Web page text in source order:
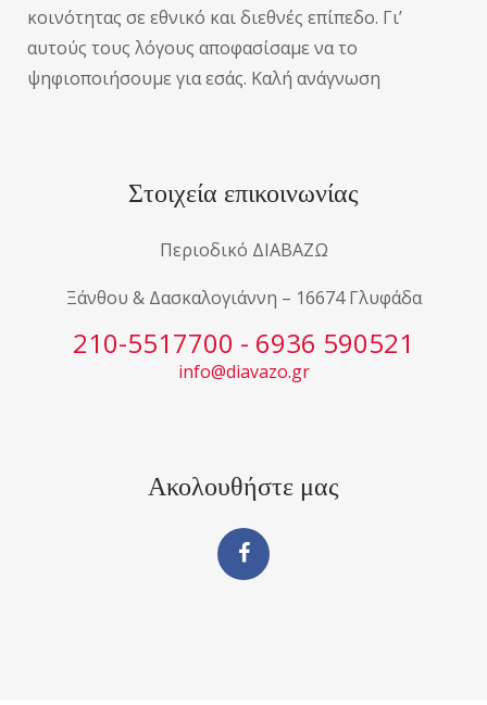
κοινότητας σε εθνικό και διεθνές επίπεδο. Γι’
αυτούς τους λόγους αποφασίσαμε να το
ψηφιοποιήσουμε για εσάς. Καλή ανάγνωση
Στοιχεία επικοινωνίας
Περιοδικό ΔΙΑΒΑΖΩ
Ξάνθου & Δασκαλογιάννη – 16674 Γλυφάδα
210-5517700 - 6936 590521
info@diavazo.gr
Ακολουθήστε μας